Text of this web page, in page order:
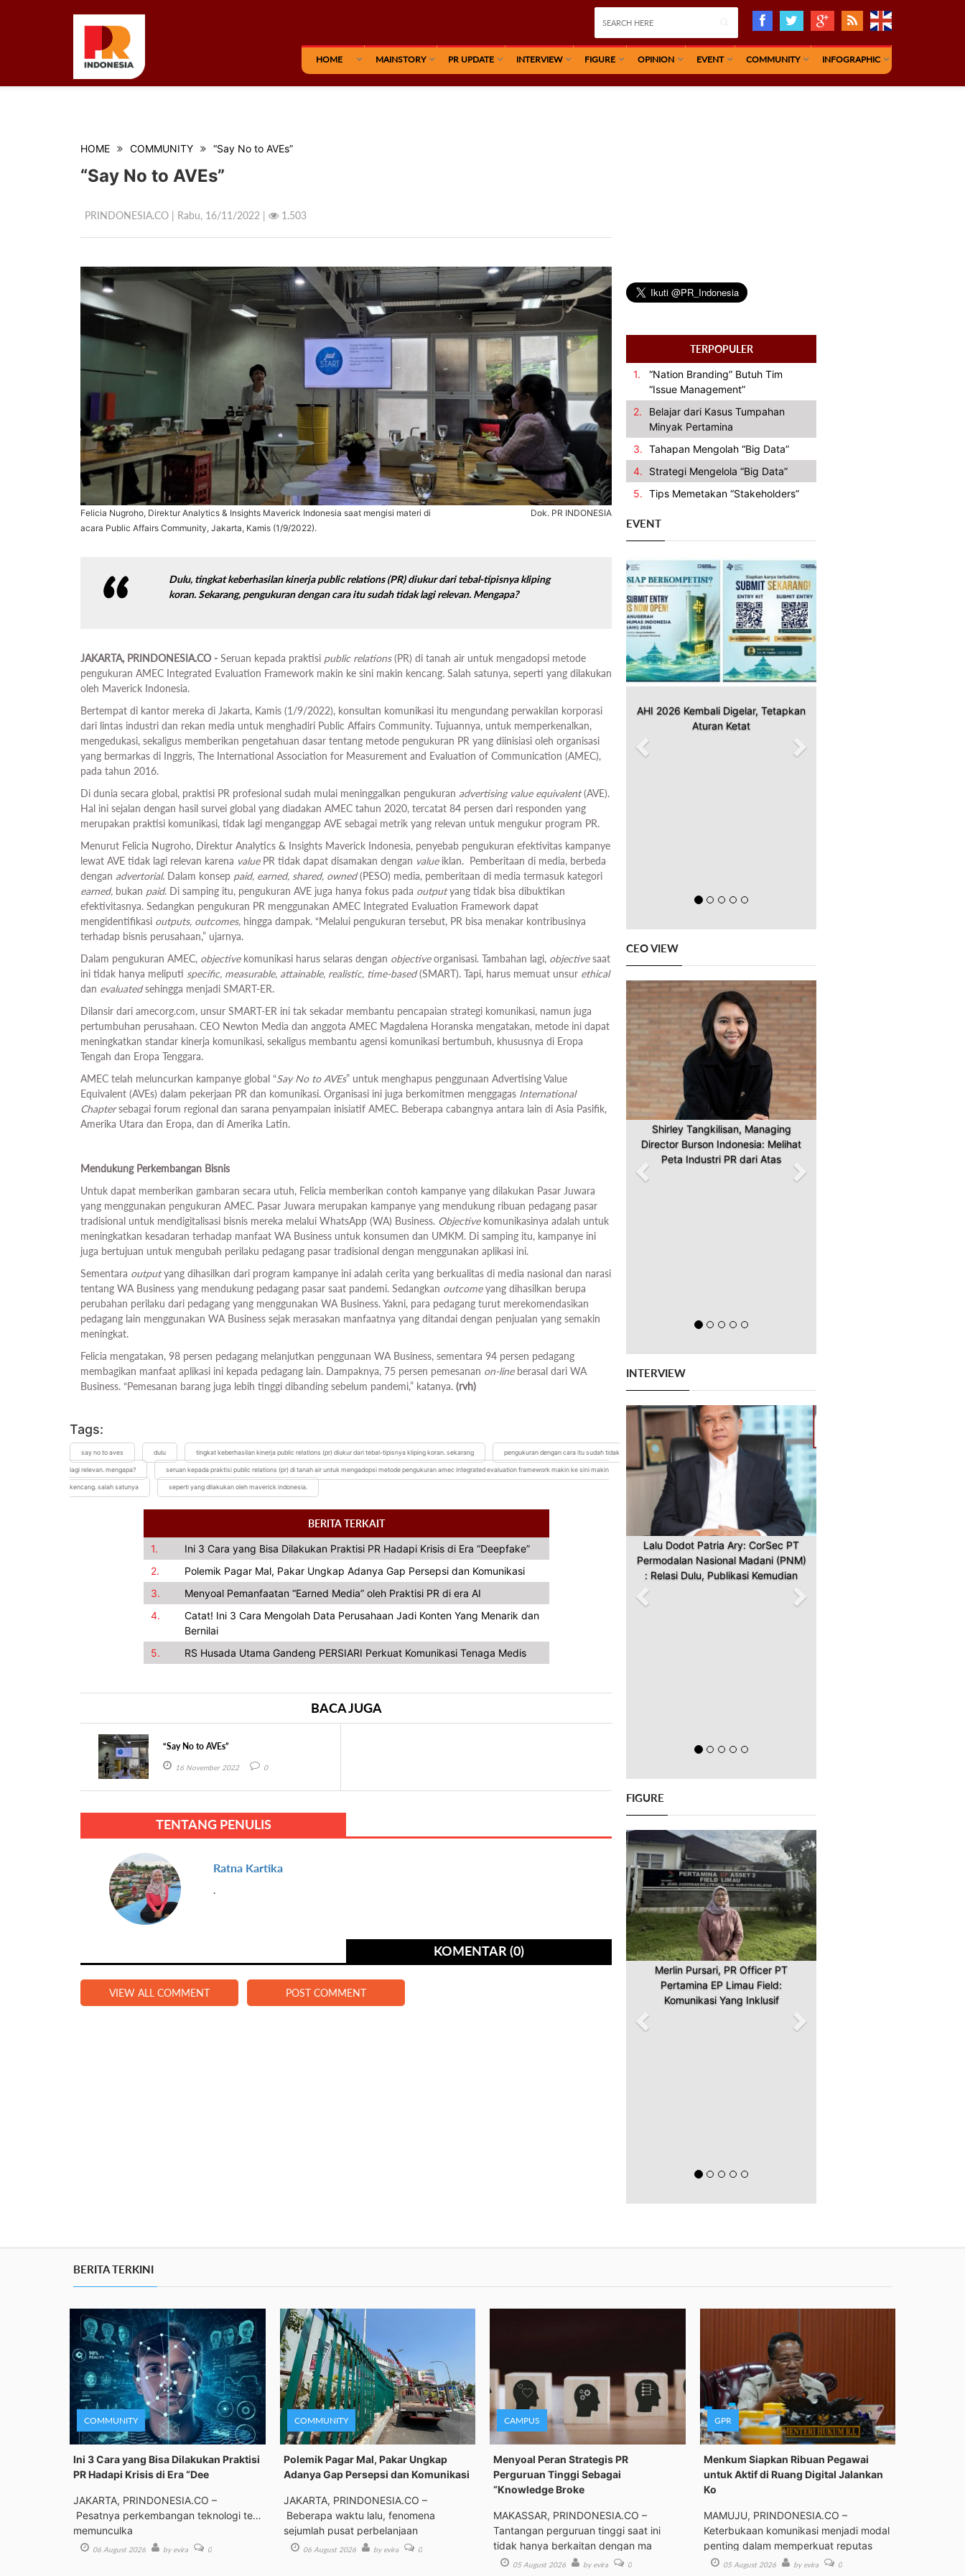
HOME MAINSTORY PR UPDATE INTERVIEW FIGURE OPINION EVENT COMMUNITY INFOGRAPHIC
HOME COMMUNITY “Say No to AVEs”
“Say No to AVEs”
PRINDONESIA.CO | Rabu, 16/11/2022 | 1.503
Felicia Nugroho, Direktur Analytics & Insights Maverick Indonesia saat mengisi materi di
acara Public Affairs Community, Jakarta, Kamis (1/9/2022).
Dok. PR INDONESIA
Dulu, tingkat keberhasilan kinerjapublic relations(PR) diukur dari tebal-tipisnya kliping
koran. Sekarang, pengukuran dengan cara itu sudah tidak lagi relevan. Mengapa?
JAKARTA, PRINDONESIA.CO - Seruan kepada praktisi public relations(PR) di tanah air untuk mengadopsi metode
pengukuran AMEC Integrated Evaluation Framework makin ke sini makin kencang. Salah satunya, seperti yang dilakukan
oleh Maverick Indonesia.
Bertempat di kantor mereka di Jakarta, Kamis (1/9/2022), konsultan komunikasi itu mengundang perwakilan korporasi
dari lintas industri dan rekan media untuk menghadiri Public Affairs Community. Tujuannya, untuk memperkenalkan,
mengedukasi, sekaligus memberikan pengetahuan dasar tentang metode pengukuran PR yang diinisiasi oleh organisasi
yang bermarkas di Inggris, The International Association for Measurement and Evaluation of Communication (AMEC),
pada tahun 2016.
Di dunia secara global, praktisi PR profesional sudah mulai meninggalkan pengukuran advertising value equivalent(AVE).
Hal ini sejalan dengan hasil survei global yang diadakan AMEC tahun 2020, tercatat 84 persen dari responden yang
merupakan praktisi komunikasi, tidak lagi menganggap AVE sebagai metrik yang relevan untuk mengukur program PR.
Menurut Felicia Nugroho, Direktur Analytics & Insights Maverick Indonesia, penyebab pengukuran efektivitas kampanye
lewat AVE tidak lagi relevan karena valuePR tidak dapat disamakan dengan value iklan. Pemberitaan di media, berbeda
dengan advertorial. Dalam konsep paid, earned, shared, owned(PESO) media, pemberitaan di media termasuk kategori
earned, bukan paid. Di samping itu, pengukuran AVE juga hanya fokus pada outputyang tidak bisa dibuktikan
efektivitasnya. Sedangkan pengukuran PR menggunakan AMEC Integrated Evaluation Framework dapat
mengidentifikasi outputs, outcomes, hingga dampak. “Melalui pengukuran tersebut, PR bisa menakar kontribusinya
terhadap bisnis perusahaan,” ujarnya.
Dalam pengukuran AMEC, objectivekomunikasi harus selaras dengan objectiveorganisasi. Tambahan lagi, objectivesaat
ini tidak hanya meliputi specific, measurable, attainable, realistic, time-based(SMART). Tapi, harus memuat unsur ethical
dan evaluatedsehingga menjadi SMART-ER.
Dilansir dari amecorg.com, unsur SMART-ER ini tak sekadar membantu pencapaian strategi komunikasi, namun juga
pertumbuhan perusahaan. CEO Newton Media dan anggota AMEC Magdalena Horanska mengatakan, metode ini dapat
meningkatkan standar kinerja komunikasi, sekaligus membantu agensi komunikasi bertumbuh, khususnya di Eropa
Tengah dan Eropa Tenggara.
AMEC telah meluncurkan kampanye global “Say No to AVEs” untuk menghapus penggunaan Advertising Value
Equivalent (AVEs) dalam pekerjaan PR dan komunikasi. Organisasi ini juga berkomitmen menggagas International
Chaptersebagai forum regional dan sarana penyampaian inisiatif AMEC. Beberapa cabangnya antara lain di Asia Pasifik,
Amerika Utara dan Eropa, dan di Amerika Latin.
Mendukung Perkembangan Bisnis
Untuk dapat memberikan gambaran secara utuh, Felicia memberikan contoh kampanye yang dilakukan Pasar Juwara
yang menggunakan pengukuran AMEC. Pasar Juwara merupakan kampanye yang mendukung ribuan pedagang pasar
tradisional untuk mendigitalisasi bisnis mereka melalui WhatsApp (WA) Business. Objectivekomunikasinya adalah untuk
meningkatkan kesadaran terhadap manfaat WA Business untuk konsumen dan UMKM. Di samping itu, kampanye ini
juga bertujuan untuk mengubah perilaku pedagang pasar tradisional dengan menggunakan aplikasi ini.
Sementara outputyang dihasilkan dari program kampanye ini adalah cerita yang berkualitas di media nasional dan narasi
tentang WA Business yang mendukung pedagang pasar saat pandemi. Sedangkan outcomeyang dihasilkan berupa
perubahan perilaku dari pedagang yang menggunakan WA Business. Yakni, para pedagang turut merekomendasikan
pedagang lain menggunakan WA Business sejak merasakan manfaatnya yang ditandai dengan penjualan yang semakin
meningkat.
Felicia mengatakan, 98 persen pedagang melanjutkan penggunaan WA Business, sementara 94 persen pedagang
membagikan manfaat aplikasi ini kepada pedagang lain. Dampaknya, 75 persen pemesanan on-lineberasal dari WA
Business. “Pemesanan barang juga lebih tinggi dibanding sebelum pandemi,” katanya. (rvh)
Tags:
say no to aves dulu tingkat keberhasilan kinerja public relations (pr) diukur dari tebal-tipisnya kliping koran. sekarang pengukuran dengan cara itu sudah tidak
lagi relevan. mengapa? seruan kepada praktisi public relations (pr) di tanah air untuk mengadopsi metode pengukuran amec integrated evaluation framework makin ke sini makin
kencang. salah satunya seperti yang dilakukan oleh maverick indonesia.
BERITA TERKAIT
1.
Ini 3 Cara yang Bisa Dilakukan Praktisi PR Hadapi Krisis di Era “Deepfake”
2.
Polemik Pagar Mal, Pakar Ungkap Adanya Gap Persepsi dan Komunikasi
3.
Menyoal Pemanfaatan “Earned Media” oleh Praktisi PR di era AI
4.
Catat! Ini 3 Cara Mengolah Data Perusahaan Jadi Konten Yang Menarik dan
Bernilai
5.
RS Husada Utama Gandeng PERSIARI Perkuat Komunikasi Tenaga Medis
BACA JUGA
“Say No to AVEs”
16 November 2022 0
TENTANG PENULIS
Ratna Kartika
.
KOMENTAR (0)
VIEW ALL COMMENT POST COMMENT
TERPOPULER
1.
“Nation Branding” Butuh Tim
“Issue Management”
2.
Belajar dari Kasus Tumpahan
Minyak Pertamina
3. Tahapan Mengolah “Big Data”
4.
Strategi Mengelola “Big Data”
5. Tips Memetakan “Stakeholders”
EVENT
AHI 2026 Kembali Digelar, Tetapkan
Aturan Ketat
Previous Next
CEO VIEW
Shirley Tangkilisan, Managing
Director Burson Indonesia: Melihat
Peta Industri PR dari Atas
Previous Next
INTERVIEW
Lalu Dodot Patria Ary: CorSec PT
Permodalan Nasional Madani (PNM)
: Relasi Dulu, Publikasi Kemudian
Previous Next
FIGURE
Merlin Pursari, PR Officer PT
Pertamina EP Limau Field:
Komunikasi Yang Inklusif
Previous Next
BERITA TERKINI
COMMUNITY
Ini 3 Cara yang Bisa Dilakukan Praktisi
PR Hadapi Krisis di Era “Dee
JAKARTA, PRINDONESIA.CO –
Pesatnya perkembangan teknologi telah
memunculka
06 August 2026 by evira 0
COMMUNITY
Polemik Pagar Mal, Pakar Ungkap
Adanya Gap Persepsi dan Komunikasi
JAKARTA, PRINDONESIA.CO –
Beberapa waktu lalu, fenomena
sejumlah pusat perbelanjaan
06 August 2026 by evira 0
CAMPUS
Menyoal Peran Strategis PR
Perguruan Tinggi Sebagai
“Knowledge Broke
MAKASSAR, PRINDONESIA.CO –
Tantangan perguruan tinggi saat ini
tidak hanya berkaitan dengan ma
05 August 2026 by evira 0
GPR
Menkum Siapkan Ribuan Pegawai
untuk Aktif di Ruang Digital Jalankan
Ko
MAMUJU, PRINDONESIA.CO –
Keterbukaan komunikasi menjadi modal
penting dalam memperkuat reputas
05 August 2026 by evira 0